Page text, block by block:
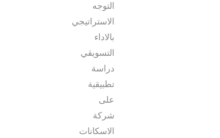
التوجه
الاستراتيجي
بالاداء
التسويقي
دراسة
تطبيقية
على
شركة
الاسكانات